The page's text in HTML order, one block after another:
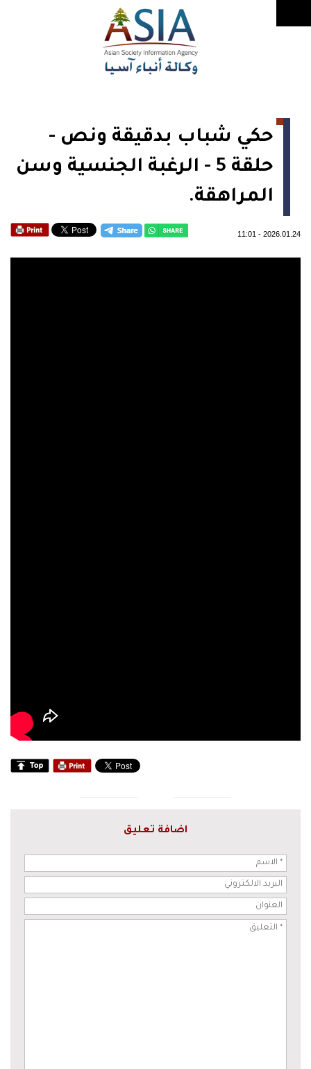
حكي شباب بدقيقة ونص -
حلقة 5 - الرغبة الجنسية وسن
المراهقة.
2026.01.24
-
11:01
اضافة تعليق